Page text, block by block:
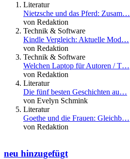
Literatur
Nietzsche und das Pferd: Zusam…
von Redaktion
Technik & Software
Kindle Vergleich: Aktuelle Mod…
von Redaktion
Technik & Software
Welchen Laptop für Autoren / T…
von Redaktion
Literatur
Die fünf besten Geschichten au…
von Evelyn Schmink
Literatur
Goethe und die Frauen: Gleichb…
von Redaktion
neu hinzugefügt